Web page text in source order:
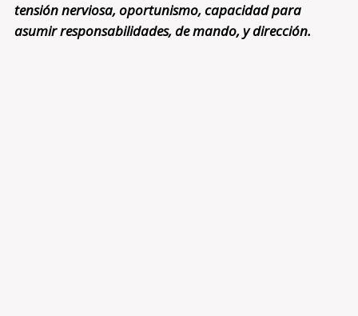
tensión nerviosa, oportunismo, capacidad para
asumir responsabilidades, de mando, y dirección.